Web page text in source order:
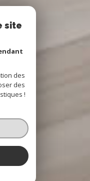
site
des
des
!